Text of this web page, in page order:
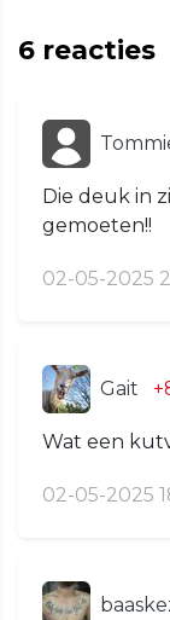
6 reacties
Die deuk in
gemoeten!!
02-05-2025
Gait
Wat een
02-05-2025